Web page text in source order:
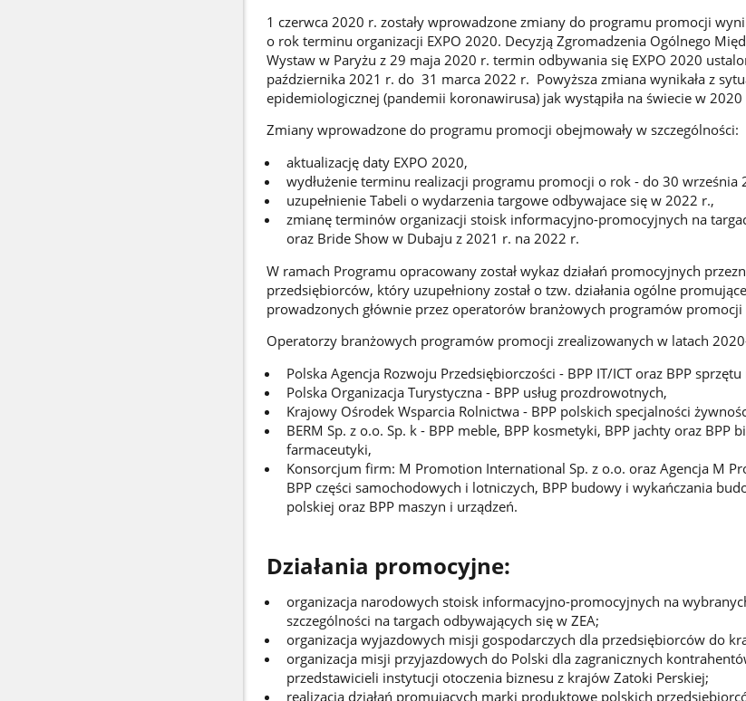
1 czerwca 2020 r. zostały wprowadzone zmiany do programu promocji
o rok terminu organizacji EXPO 2020. Decyzją Zgromadzenia Ogólnego
Wystaw w Paryżu z 29 maja 2020 r. termin odbywania się EXPO 2020
października 2021 r. do 31 marca 2022 r. Powyższa zmiana wynikała z
epidemiologicznej (pandemii koronawirusa) jak wystąpiła na świecie w 2020
Zmiany wprowadzone do programu promocji obejmowały w szczególności:
aktualizację daty EXPO 2020,
wydłużenie terminu realizacji programu promocji o rok - do 30 września
uzupełnienie Tabeli o wydarzenia targowe odbywajace się w 2022 r.,
zmianę terminów organizacji stoisk informacyjno-promocyjnych na
oraz Bride Show w Dubaju z 2021 r. na 2022 r.
W ramach Programu opracowany został wykaz działań promocyjnych
przedsiębiorców, który uzupełniony został o tzw. działania ogólne
prowadzonych głównie przez operatorów branżowych programów
Operatorzy branżowych programów promocji zrealizowanych w latach
Polska Agencja Rozwoju Przedsiębiorczości - BPP IT/ICT oraz BPP
Polska Organizacja Turystyczna - BPP usług prozdrowotnych,
Krajowy Ośrodek Wsparcia Rolnictwa - BPP polskich specjalności
BERM Sp. z o.o. Sp. k - BPP meble, BPP kosmetyki, BPP jachty oraz BPP
farmaceutyki,
Konsorcjum firm: M Promotion International Sp. z o.o. oraz Agencja M
BPP części samochodowych i lotniczych, BPP budowy i wykańczania
polskiej oraz BPP maszyn i urządzeń.
Działania promocyjne:
organizacja narodowych stoisk informacyjno-promocyjnych na
szczególności na targach odbywających się w ZEA;
organizacja wyjazdowych misji gospodarczych dla przedsiębiorców do
organizacja misji przyjazdowych do Polski dla zagranicznych
przedstawicieli instytucji otoczenia biznesu z krajów Zatoki Perskiej;
realizacja działań promujących marki produktowe polskich